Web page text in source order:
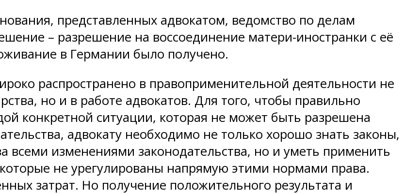
представленных адвокатом, ведомство по делам
– разрешение на воссоединение матери-иностранки с её
в Германии было получено.
распространено в правоприменительной деятельности не
но и в работе адвокатов. Для того, чтобы правильно
конкретной ситуации, которая не может быть разрешена
адвокату необходимо не только хорошо знать законы,
всеми изменениями законодательства, но и уметь применить
не урегулированы напрямую этими нормами права.
затрат. Но получение положительного результата и